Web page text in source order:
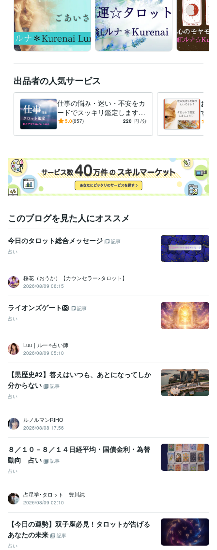
【リクエスト大歓迎】
☆ご希望の時間等が有れば、ココナラの「メッセージを送る(無料)」か
ら、リクエスト＆ご質問など、お気軽に、どうぞ！！ 極力スケジュール
調整します♬
★ご連絡は24時間OK(深夜早朝いつでも）♬　即答できないこともあり
ますが、ご理解くださいねm(_ _)m
★あなたの大切なお時間ですから、
心を研ぎ澄ませて対応させていただきます
★所要時間はご都合に合わせられます (^^♪ ご希望は冒頭でお伝えくださ
いね♪
★「お申し込み後のキャンセル」はご容赦ください
✧♡✧♡✧♡✧
あなたのお幸せ＆運気アップに向け、愛と感謝で対応致します♡♡
相談実績48年、おまかせください
( ⁎ᵕᴗᵕ⁎ )
経験職種
研究・開発・設計 / 研究・開発 経験年数 : 5年
士業・専門職 / 教授・准教授・大学講師 経験年数 : 34年
ライフスタイル・その他 / その他 経験年数 : 4年
多数 ココナラ「プラチナ」ランク☆2024年元旦〜
資格・検定
認定レイキティーチャー 取得年 : 2020年
幼稚園教諭免許
占い タロット鑑定、リーディング
悩み相談・カウンセリング
語学力
英語 日常会話レベル
出品者の人気サービス
仕事の悩み・迷い・不安をカ
ードでスッキリ鑑定します
職場の人間関係(上司/先輩/同
ど
5.0(657) 220 円 /分
お相
すか
片思
♡の
このブログを見た人にオススメ
今日のタロット総合メッセージ
記事
占い
桜花（おうか）【カウンセラー×タロット】
2026/08/09 06:15
ライオンズゲート🦁
記事
占い
Luu｜ルー✧占い師
2026/08/09 05:10
【黒歴史#2】答えはいつも、あとになってしか
分からない
記事
占い
ルノルマンRIHO
2026/08/08 17:56
８／１０－８／１４日経平均・国債金利・為替
動向 占い
記事
占い
占星学･タロット 豊川純
2026/08/09 02:10
【今日の運勢】双子座必見！タロットが告げる
あなたの未来
記事
占い